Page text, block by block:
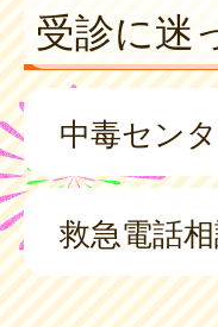
受診に迷
中毒セン
救急電話